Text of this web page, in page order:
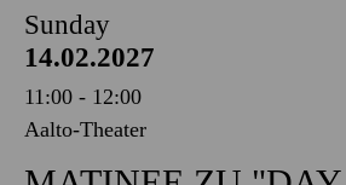
Sunday
14.02.2027
11:00 - 12:00
Aalto-Theater